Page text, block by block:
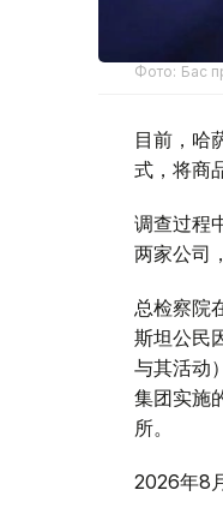
Фото: Бас
目前，哈
式，将商
调查过程
两家公司
总检察院
斯坦公民
与其活动
集团实施
所。
2026年8